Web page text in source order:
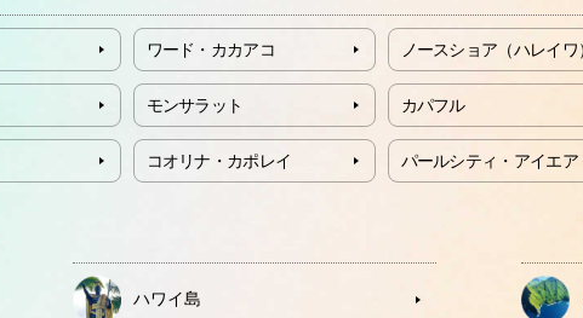
ワード・カカアコ ノースショア（ハレイワ
モンサラット カパフル
コオリナ・カポレイ パールシティ・アイエア
ハワイ島